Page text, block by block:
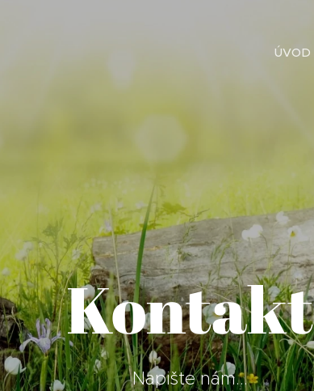
ÚVOD
Kontakt
Napište nám...